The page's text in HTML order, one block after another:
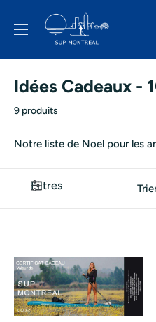
SUP
Montréal
Idées Cadeaux -
9 produits
Notre liste de Noel pour les
Filtres